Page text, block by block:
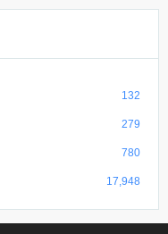
132
279
780
17,948